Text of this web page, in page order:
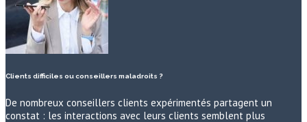
Clients difficiles ou conseillers maladroits ?
De nombreux conseillers clients expérimentés partagent un
constat : les interactions avec leurs clients semblent plus